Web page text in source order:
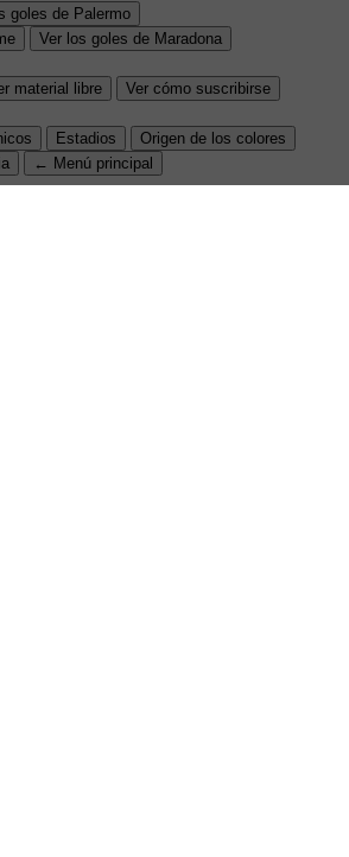
goles de Palermo
Ver los goles de Maradona
material libre
Ver cómo suscribirse
Estadios
Origen de los colores
← Menú principal